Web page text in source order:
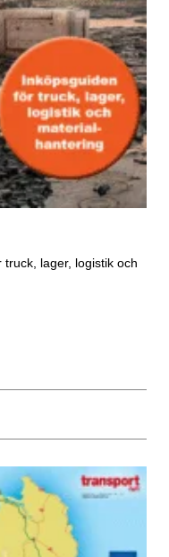
lager, logistik och